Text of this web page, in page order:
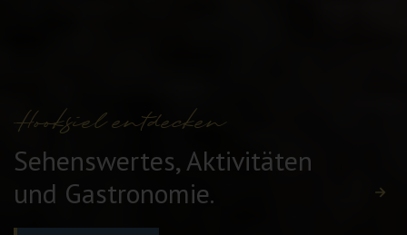
Hooksiel entdecken
Sehenswertes, Aktivitäten
und Gastronomie.